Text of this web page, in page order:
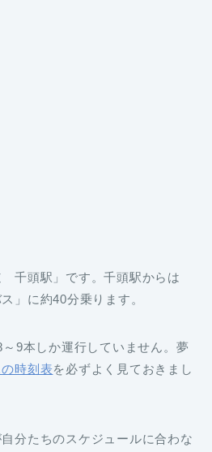
千頭駅」です。千頭駅からは
」に約40分乗ります。
9本しか運行していません。夢
時刻表を必ずよく見ておきまし
分たちのスケジュールに合わな